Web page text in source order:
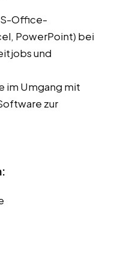
Office-
PowerPoint) bei
und
im Umgang mit
zur